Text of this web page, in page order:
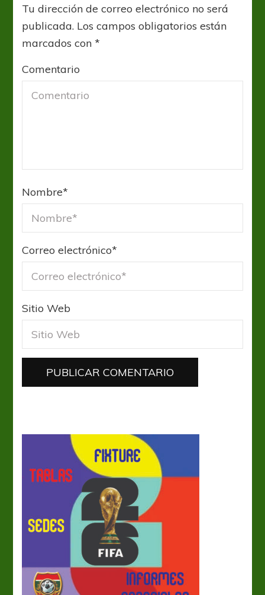
Tu dirección de correo electrónico no será
publicada. Los campos obligatorios están
marcados con*
Comentario
Nombre*
Correo electrónico*
Sitio Web